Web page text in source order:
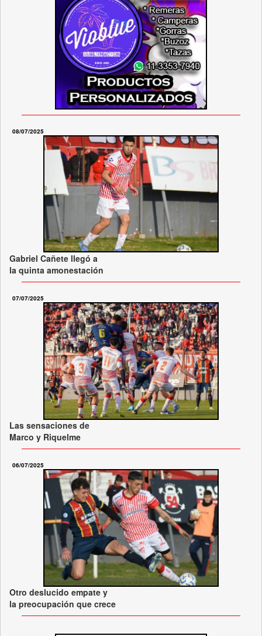
08/07/2025
Gabriel Cañete llegó a
la quinta amonestación
07/07/2025
Las sensaciones de
Marco y Riquelme
06/07/2025
Otro deslucido empate y
la preocupación que crece